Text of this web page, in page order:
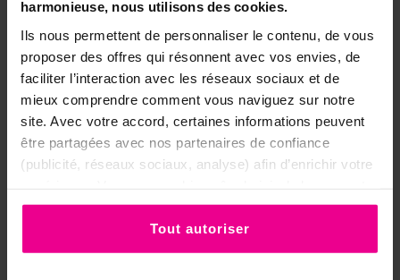
harmonieuse, nous utilisons des cookies.
Ils nous permettent de personnaliser le contenu, de vous
proposer des offres qui résonnent avec vos envies, de
faciliter l’interaction avec les réseaux sociaux et de
mieux comprendre comment vous naviguez sur notre
site. Avec votre accord, certaines informations peuvent
être partagées avec nos partenaires de confiance
(publicité, réseaux sociaux, analyse) afin d’enrichir votre
ou de les refuser.
Tout autoriser
fumigation ; à l'allumage, quelques
étincelles sont normales, éloignez
tout produit inflammable.
•
Éteignez complètement le charbon
après usage et refermez le rouleau
hermétiquement pour préserver les
pastilles restantes.
Vos Accessoires pour bruler de
l'encens en grains :